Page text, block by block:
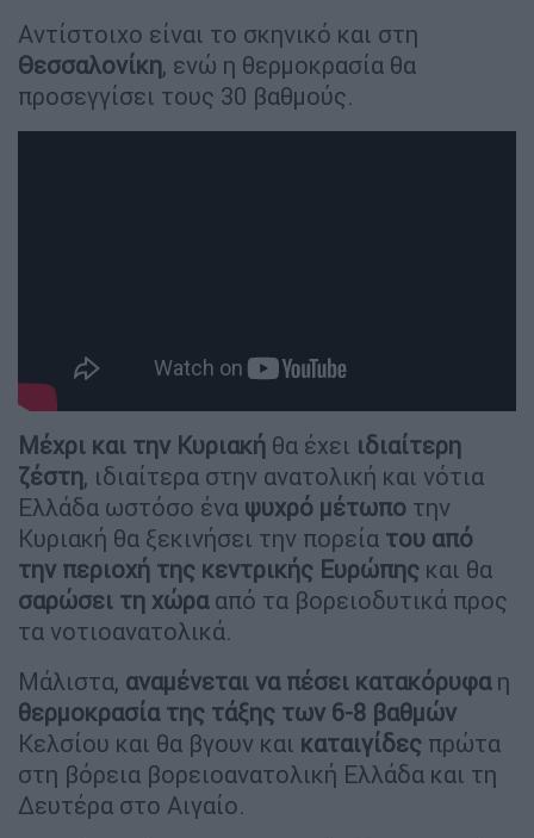
Αντίστοιχο είναι το σκηνικό και στη
Θεσσαλονίκη, ενώ η θερμοκρασία θα
προσεγγίσει τους 30 βαθμούς.
Μέχρι και την Κυριακή θα έχει ιδιαίτερη
ζέστη, ιδιαίτερα στην ανατολική και νότια
Ελλάδα ωστόσο ένα ψυχρό μέτωπο την
Κυριακή θα ξεκινήσει την πορεία του από
την περιοχή της κεντρικής Ευρώπης και θα
σαρώσει τη χώρααπό τα βορειοδυτικά προς
τα νοτιοανατολικά.
Μάλιστα, αναμένεται να πέσει κατακόρυφαη
θερμοκρασία της τάξης των 6-8 βαθμών
Κελσίου και θα βγουν και καταιγίδες πρώτα
στη βόρεια βορειοανατολική Ελλάδα και τη
Δευτέρα στο Αιγαίο.